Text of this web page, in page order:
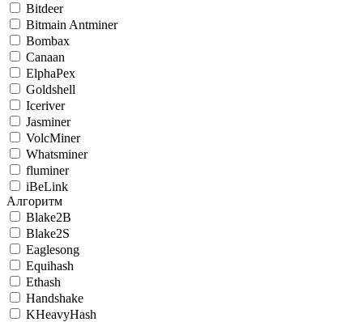
Bitdeer
Bitmain Antminer
Bombax
Canaan
ElphaPex
Goldshell
Iceriver
Jasminer
VolcMiner
Whatsminer
fluminer
iBeLink
Алгоритм
Blake2B
Blake2S
Eaglesong
Equihash
Ethash
Handshake
KHeavyHash